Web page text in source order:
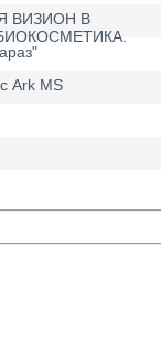
ВИЗИОН В
Ark MS